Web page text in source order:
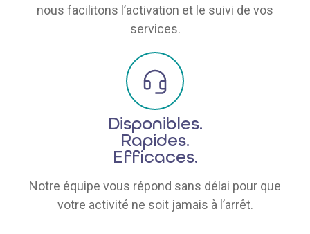
nous facilitons l’activation et le suivi de vos
services.
Disponibles.
Rapides.
Efficaces.
Notre équipe vous répond sans délai pour que
votre activité ne soit jamais à l’arrêt.